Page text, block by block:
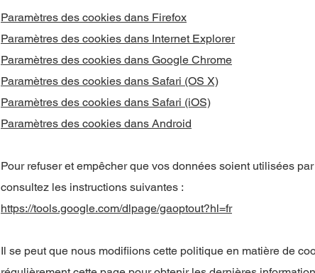
Paramètres des cookies dans Firefox
Paramètres des cookies dans Internet Explorer
Paramètres des cookies dans Google Chrome
Paramètres des cookies dans Safari (OS X)
Paramètres des cookies dans Safari (iOS)
Paramètres des cookies dans Android
Pour refuser et empêcher que vos données soient utilisées
consultez les instructions suivantes :
https://tools.google.com/dlpage/gaoptout?hl=fr
Il se peut que nous modifiions cette politique en matière de